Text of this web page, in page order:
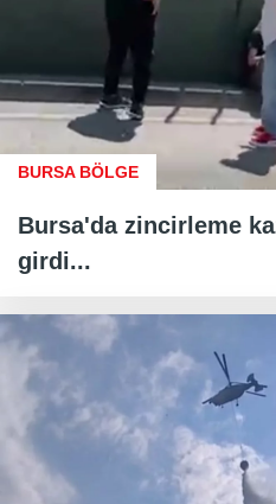
BURSA BÖLGE
Bursa'da zincirleme
girdi...